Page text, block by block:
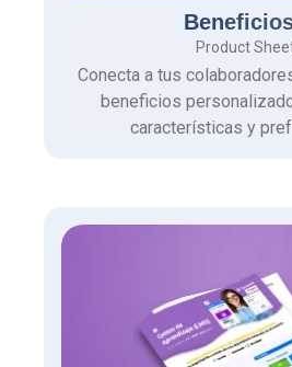
Product
Conecta a tus
beneficios
características y